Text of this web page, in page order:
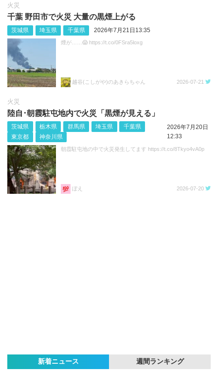
火災
千葉 野田市で火災 大量の黒煙上がる
茨城県 埼玉県 千葉県 2026年7月21日13:35
煙が……😱 https://t.co/0FSra5loxg
越谷(こしがや)のあきらちゃん 2026-07-21
火災
陸自･朝霞駐屯地内で火災「黒煙が見える」
茨城県 栃木県 群馬県 埼玉県
千葉県
東京都
神奈川県
2026年7月20日
12:33
朝霞駐屯地の中で火災発生してます https://t.co/8Tkyo4vA0p
ぼえ 2026-07-20
新着ニュース 週間ランキング